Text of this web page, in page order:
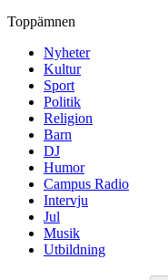
Toppämnen
Nyheter
Kultur
Sport
Politik
Religion
Barn
DJ
Humor
Campus Radio
Intervju
Jul
Musik
Utbildning